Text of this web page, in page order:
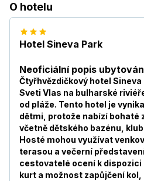
O hotelu
Hotel Sineva Park
Neoficiální popis
Čtyřhvězdičkový hotel
Sveti Vlas na bulharské
od pláže. Tento hotel je
dětmi, protože nabízí bohaté
včetně dětského bazénu,
Hosté mohou využívat
terasou a večerní
cestovatelé ocení k
kurt a možnost zapůjčení